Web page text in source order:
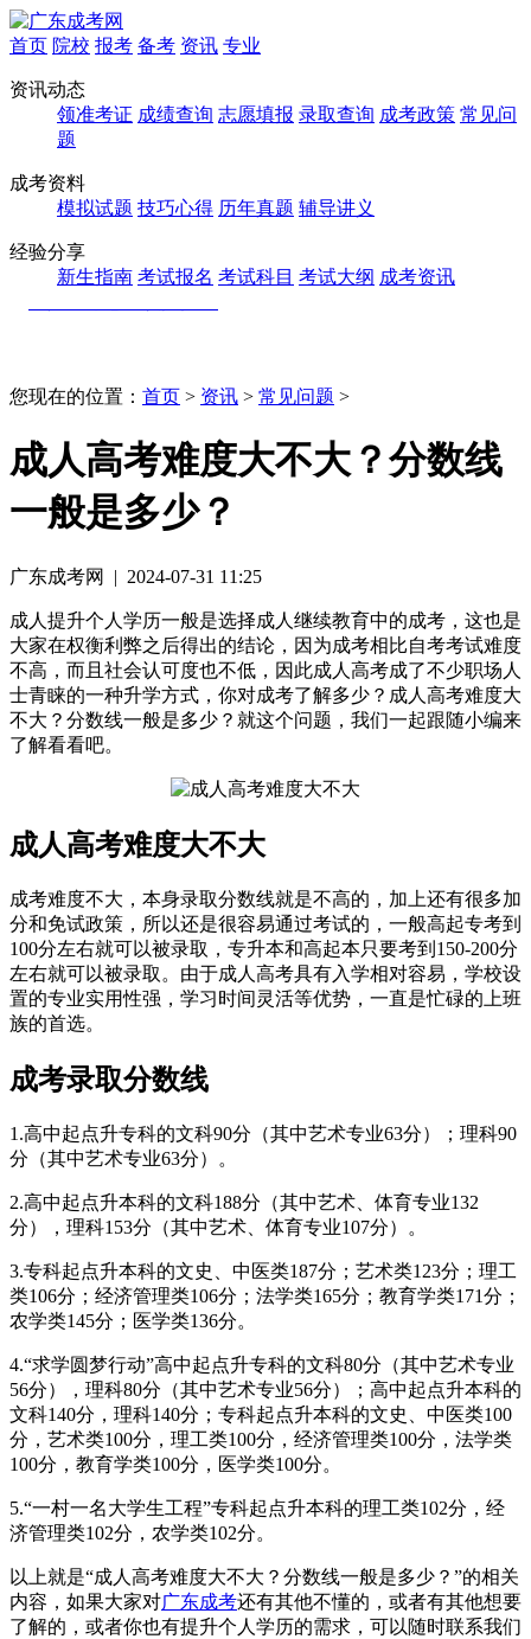
首页 院校 报考 备考 资讯 专业
资讯动态
领准考证 成绩查询 志愿填报 录取查询 成考政策 常见问
题
成考资料
模拟试题 技巧心得 历年真题 辅导讲义
经验分享
新生指南 考试报名 考试科目 考试大纲 成考资讯
您现在的位置： 首页 > 资讯 > 常见问题 >
成人高考难度大不大？分数线
一般是多少？
广东成考网 | 2024-07-31 11:25
成人提升个人学历一般是选择成人继续教育中的成考，这也是
大家在权衡利弊之后得出的结论，因为成考相比自考考试难度
不高，而且社会认可度也不低，因此成人高考成了不少职场人
士青睐的一种升学方式，你对成考了解多少？成人高考难度大
不大？分数线一般是多少？就这个问题，我们一起跟随小编来
了解看看吧。
成人高考难度大不大
成考难度不大，本身录取分数线就是不高的，加上还有很多加
分和免试政策，所以还是很容易通过考试的，一般高起专考到
100分左右就可以被录取，专升本和高起本只要考到150-200分
左右就可以被录取。由于成人高考具有入学相对容易，学校设
置的专业实用性强，学习时间灵活等优势，一直是忙碌的上班
族的首选。
成考录取分数线
1.高中起点升专科的文科90分（其中艺术专业63分）；理科90
分（其中艺术专业63分）。
2.高中起点升本科的文科188分（其中艺术、体育专业132
分），理科153分（其中艺术、体育专业107分）。
3.专科起点升本科的文史、中医类187分；艺术类123分；理工
类106分；经济管理类106分；法学类165分；教育学类171分；
农学类145分；医学类136分。
4.“求学圆梦行动”高中起点升专科的文科80分（其中艺术专业
56分），理科80分（其中艺术专业56分）；高中起点升本科的
文科140分，理科140分；专科起点升本科的文史、中医类100
分，艺术类100分，理工类100分，经济管理类100分，法学类
100分，教育学类100分，医学类100分。
5.“一村一名大学生工程”专科起点升本科的理工类102分，经
济管理类102分，农学类102分。
以上就是“成人高考难度大不大？分数线一般是多少？”的相关
内容，如果大家对广东成考还有其他不懂的，或者有其他想要
了解的，或者你也有提升个人学历的需求，可以随时联系我们